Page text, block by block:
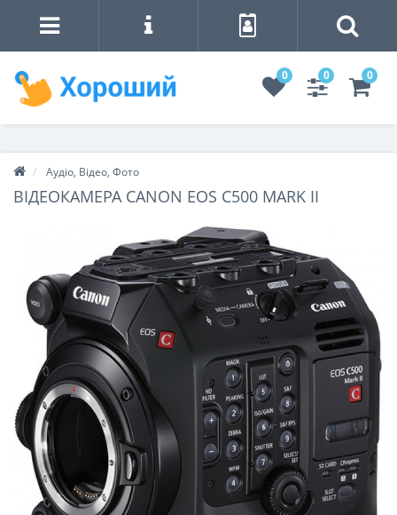
0 0 0
Аудіо, Відео, Фото
ВІДЕОКАМЕРА CANON EOS C500 MARK II